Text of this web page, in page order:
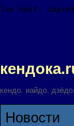
кендо. иайдо. дзёдо.
Новости